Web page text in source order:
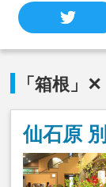
「箱根」✕
仙石原